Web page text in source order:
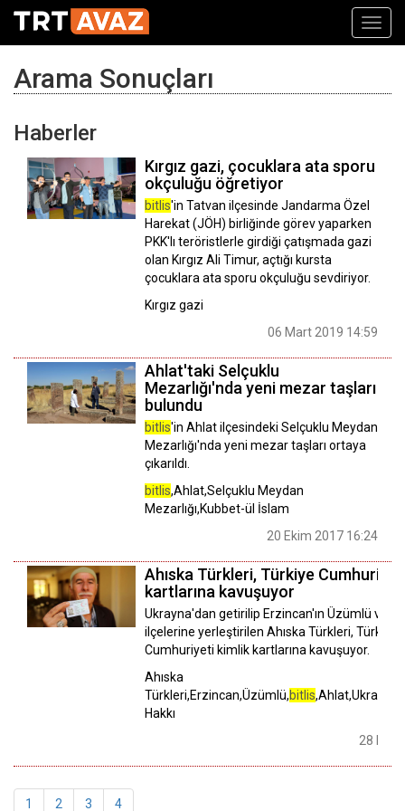
Arama Sonuçları
Haberler
Kırgız gazi, çocuklara ata sporu
okçuluğu öğretiyor
bitlis'in Tatvan ilçesinde Jandarma Özel
Harekat (JÖH) birliğinde görev yaparken
PKK'lı teröristlerle girdiği çatışmada gazi
olan Kırgız Ali Timur, açtığı kursta
çocuklara ata sporu okçuluğu sevdiriyor.
Kırgız gazi
06 Mart 2019 14:59
Ahlat'taki Selçuklu
Mezarlığı'nda yeni mezar taşları
bulundu
bitlis'in Ahlat ilçesindeki Selçuklu Meydan
Mezarlığı'nda yeni mezar taşları ortaya
çıkarıldı.
bitlis,Ahlat,Selçuklu Meydan
Mezarlığı,Kubbet-ül İslam
20 Ekim 2017 16:24
Ahıska Türkleri, Türkiye
kartlarına kavuşuyor
Ukrayna'dan getirilip Erzincan'ın Üzümlü ve
ilçelerine yerleştirilen Ahıska Türkleri, Türkiye
Cumhuriyeti kimlik kartlarına kavuşuyor.
Ahıska
Türkleri,Erzincan,Üzümlü,bitlis
Hakkı
28
1 2 3 4